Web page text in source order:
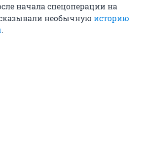
начала спецоперации на
необычную историю
.